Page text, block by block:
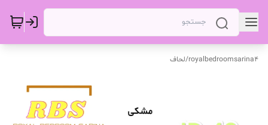
royalbedroomsarina4
/لحاف